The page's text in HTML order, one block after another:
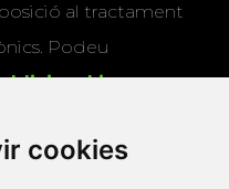
cookies
al tractament
Podeu
i
de dades
consentiu que